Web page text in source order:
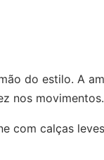
do estilo. A
nos movimentos.
com calças